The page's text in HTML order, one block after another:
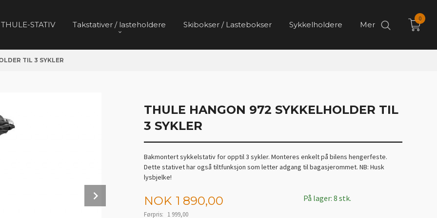
STATIV Takstativer / lasteholdere Skibokser / Lastebokser Sykkelholdere Mer
0
TIL 3 SYKLER
THULE HANGON 972 SYKKELHOLDER TIL
3 SYKLER
Bakmontert sykkelstativ for opptil 3 sykler. Monteres enkelt på bilens hengerfeste.
Dette stativet har også tiltfunksjon som letter adgang til bagasjerommet. NB: Husk
lysbjelke!
Tilbud
NOK 1 890,00
Førpris: 1 999,00
På lager: 8 stk.